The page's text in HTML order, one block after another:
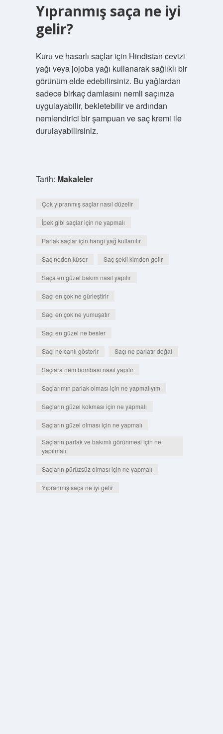
Yıpranmış saça ne iyi
gelir?
Kuru ve hasarlı saçlar için Hindistan cevizi
yağı veya jojoba yağı kullanarak sağlıklı bir
görünüm elde edebilirsiniz. Bu yağlardan
sadece birkaç damlasını nemli saçınıza
uygulayabilir, bekletebilir ve ardından
nemlendirici bir şampuan ve saç kremi ile
durulayabilirsiniz.
Tarih: Makaleler
Çok yıpranmış saçlar nasıl düzelir
İpek gibi saçlar için ne yapmalı
Parlak saçlar için hangi yağ kullanılır
Saç neden küser Saç şekli kimden gelir
Saça en güzel bakım nasıl yapılır
Saçı en çok ne gürleştirir
Saçı en çok ne yumuşatır
Saçı en güzel ne besler
Saçı ne canlı gösterir Saçı ne parlatır doğal
Saçlara nem bombası nasıl yapılır
Saçlarımın parlak olması için ne yapmalıyım
Saçların güzel kokması için ne yapmalı
Saçların güzel olması için ne yapmalı
Saçların parlak ve bakımlı görünmesi için ne
yapılmalı
Saçların pürüzsüz olması için ne yapmalı
Yıpranmış saça ne iyi gelir